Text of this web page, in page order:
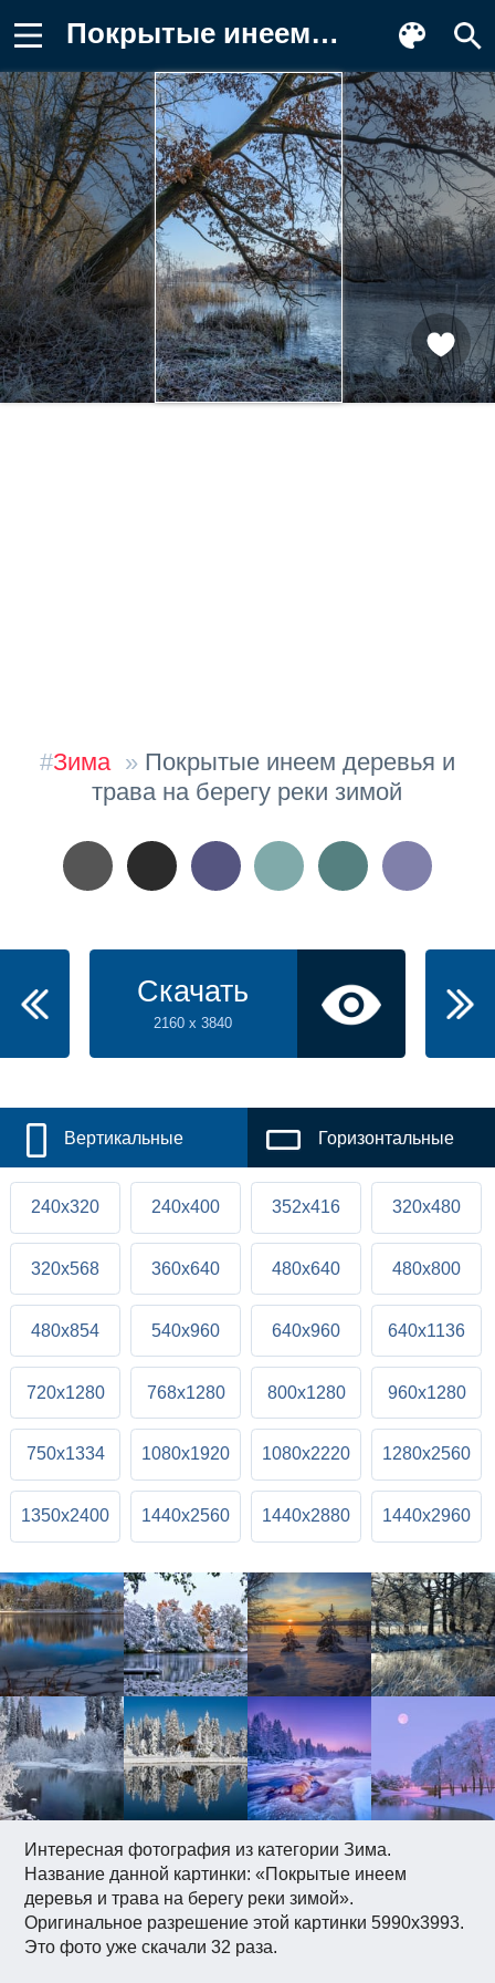
Покрытые инеем деревья и трава на Заставка на телефон
Интересная фотография из категории Зима.
Название данной картинки: «Покрытые инеем
деревья и трава на берегу реки зимой».
Оригинальное разрешение этой картинки 5990x3993.
Это фото уже скачали 32 раза.
#Зима » Покрытые инеем деревья и
трава на берегу реки зимой
Скачать
2160 x 3840
Вертикальные Горизонтальные
240x320 240x400 352x416 320x480
320x568 360x640 480x640 480x800
480x854 540x960 640x960 640x1136
720x1280 768x1280 800x1280 960x1280
750x1334 1080x1920 1080x2220 1280x2560
1350x2400 1440x2560 1440x2880 1440x2960